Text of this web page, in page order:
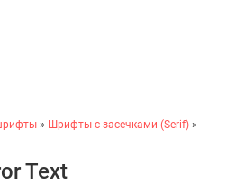
» Шрифты с засечками (Serif) »
Text